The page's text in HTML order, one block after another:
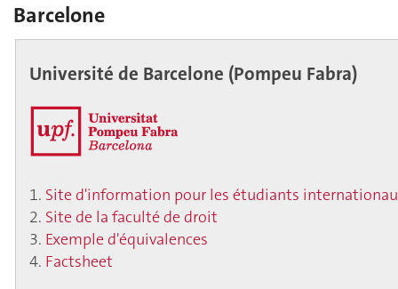
Barcelone
Université de Barcelone (Pompeu Fabra)
Site d'information pour les étudiants
Site de la faculté de droit
Exemple d'équivalences
Factsheet